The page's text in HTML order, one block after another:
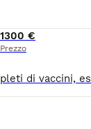
1300 €
Prezzo